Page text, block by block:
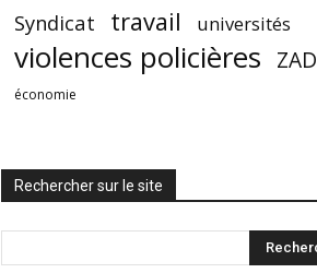
Syndicat travail universités
violences policières ZAD
économie
Rechercher sur le site